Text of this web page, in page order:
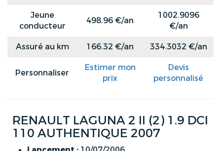
Jeune
conducteur
498.96 €/an
1002.9096
€/an
Assuré au km
166.32 €/an 334.3032 €/an
Personnaliser
Estimer mon
prix
Devis
personnalisé
RENAULT LAGUNA 2 II (2) 1.9 DCI
110 AUTHENTIQUE 2007